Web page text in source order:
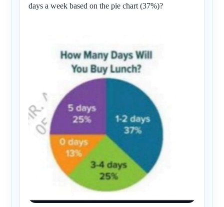
days a week based on the pie chart (37%)?